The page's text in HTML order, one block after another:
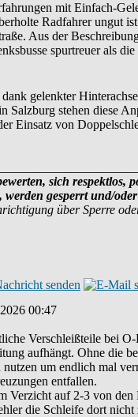
mit Einfach-
Radfahrer ungut
Aus der
spurtreuer als die
gelenkter
stehen diese
Einsatz von
sich
gesperrt und/
über Sperre
00:47
Verschleißteile bei
aufhängt. Ohne die
um endlich mal
entfallen.
Verzicht auf 2-3 von
die Schleife dort